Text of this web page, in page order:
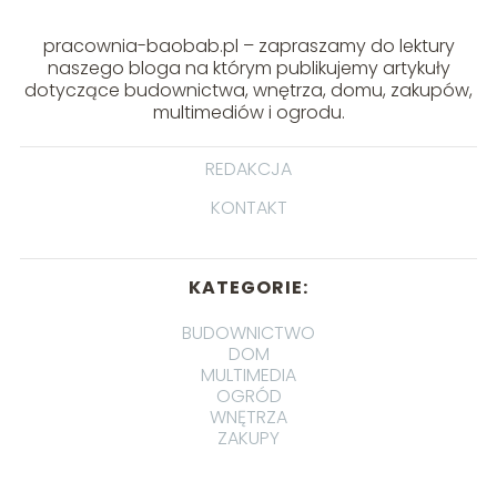
pracownia-baobab.pl – zapraszamy do lektury
naszego bloga na którym publikujemy artykuły
dotyczące budownictwa, wnętrza, domu, zakupów,
multimediów i ogrodu.
REDAKCJA
KONTAKT
KATEGORIE:
BUDOWNICTWO
DOM
MULTIMEDIA
OGRÓD
WNĘTRZA
ZAKUPY